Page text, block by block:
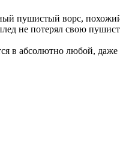
ворс, похожий
не потерял свою
в абсолютно любой,